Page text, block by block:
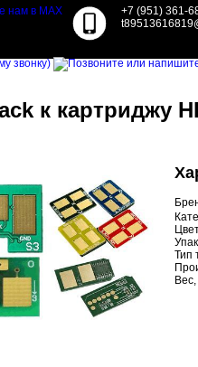
+7 (951) 361-
звонку)
к картриджу
Тип
Вес,